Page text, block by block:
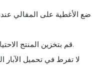
- قم بتخزين المنتج الاحتياطي في التبريد وليس على العدادات.